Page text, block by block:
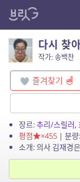
다시 찾
작가: 송백찬
즐겨찾기
장르:추리/스릴러,
평점
×455| 분량